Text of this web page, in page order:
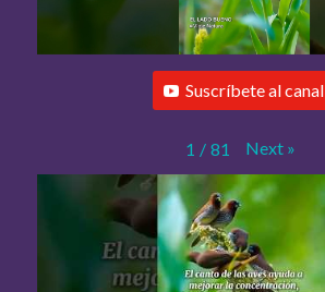
Suscríbete al canal
1 / 81 Next »